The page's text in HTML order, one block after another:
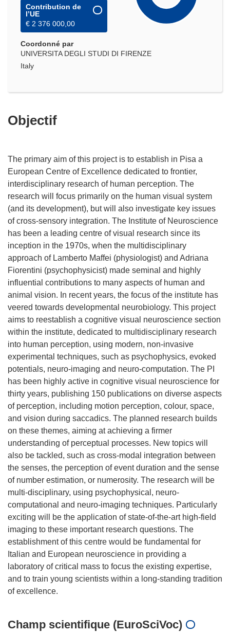
Contribution de
l’UE
€ 2 376 000,00
Coordonné par
UNIVERSITA DEGLI STUDI DI FIRENZE
Italy
Objectif
The primary aim of this project is to establish in Pisa a
European Centre of Excellence dedicated to frontier,
interdisciplinary research of human perception. The
research will focus primarily on the human visual system
(and its development), but will also investigate key issues
of cross-sensory integration. The Institute of Neuroscience
has been a leading centre of visual research since its
inception in the 1970s, when the multidisciplinary
approach of Lamberto Maffei (physiologist) and Adriana
Fiorentini (psychophysicist) made seminal and highly
influential contributions to many aspects of human and
animal vision. In recent years, the focus of the institute has
veered towards developmental neurobiology. This project
aims to reestablish a cognitive visual neuroscience section
within the institute, dedicated to multidisciplinary research
into human perception, using modern, non-invasive
experimental techniques, such as psychophysics, evoked
potentials, neuro-imaging and neuro-computation. The PI
has been highly active in cognitive visual neuroscience for
thirty years, publishing 150 publications on diverse aspects
of perception, including motion perception, colour, space,
and vision during saccadics. The planned research builds
on these themes, aiming at achieving a firmer
understanding of perceptual processes. New topics will
also be tackled, such as cross-modal integration between
the senses, the perception of event duration and the sense
of number estimation, or numerosity. The research will be
multi-disciplinary, using psychophysical, neuro-
computational and neuro-imaging techniques. Particularly
exciting will be the application of state-of-the-art high-field
imaging to these important research questions. The
establishment of this centre would be fundamental for
Italian and European neuroscience in providing a
laboratory of critical mass to focus the existing expertise,
and to train young scientists within a long-standing tradition
Champ scientifique (EuroSciVoc)